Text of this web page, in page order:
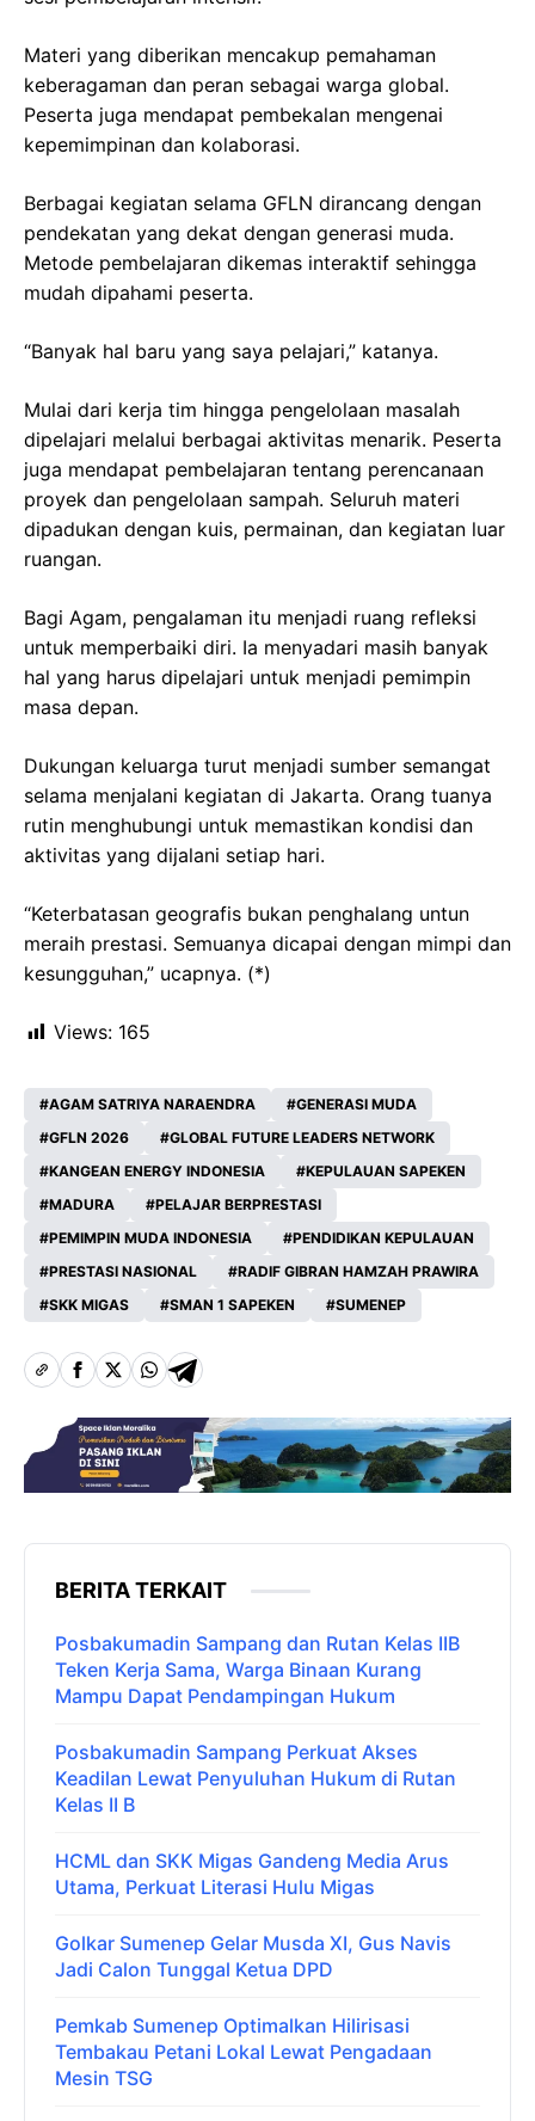
Materi yang diberikan mencakup pemahaman
keberagaman dan peran sebagai warga global.
Peserta juga mendapat pembekalan mengenai
kepemimpinan dan kolaborasi.
Berbagai kegiatan selama GFLN dirancang dengan
pendekatan yang dekat dengan generasi muda.
Metode pembelajaran dikemas interaktif sehingga
mudah dipahami peserta.
“Banyak hal baru yang saya pelajari,” katanya.
Mulai dari kerja tim hingga pengelolaan masalah
dipelajari melalui berbagai aktivitas menarik. Peserta
juga mendapat pembelajaran tentang perencanaan
proyek dan pengelolaan sampah. Seluruh materi
dipadukan dengan kuis, permainan, dan kegiatan luar
ruangan.
Bagi Agam, pengalaman itu menjadi ruang refleksi
untuk memperbaiki diri. Ia menyadari masih banyak
hal yang harus dipelajari untuk menjadi pemimpin
masa depan.
Dukungan keluarga turut menjadi sumber semangat
selama menjalani kegiatan di Jakarta. Orang tuanya
rutin menghubungi untuk memastikan kondisi dan
aktivitas yang dijalani setiap hari.
“Keterbatasan geografis bukan penghalang untun
meraih prestasi. Semuanya dicapai dengan mimpi dan
kesungguhan,” ucapnya. (*)
Views: 165
AGAM SATRIYA NARAENDRA
GENERASI MUDA
GFLN 2026
GLOBAL FUTURE LEADERS NETWORK
KANGEAN ENERGY INDONESIA
KEPULAUAN SAPEKEN
MADURA
PELAJAR BERPRESTASI
PEMIMPIN MUDA INDONESIA
PENDIDIKAN KEPULAUAN
PRESTASI NASIONAL
RADIF GIBRAN HAMZAH PRAWIRA
SKK MIGAS
SMAN 1 SAPEKEN SUMENEP
BERITA TERKAIT
Posbakumadin Sampang dan Rutan Kelas IIB
Teken Kerja Sama, Warga Binaan Kurang
Mampu Dapat Pendampingan Hukum
Posbakumadin Sampang Perkuat Akses
Keadilan Lewat Penyuluhan Hukum di Rutan
Kelas II B
HCML dan SKK Migas Gandeng Media Arus
Utama, Perkuat Literasi Hulu Migas
Golkar Sumenep Gelar Musda XI, Gus Navis
Jadi Calon Tunggal Ketua DPD
Pemkab Sumenep Optimalkan Hilirisasi
Tembakau Petani Lokal Lewat Pengadaan
Mesin TSG